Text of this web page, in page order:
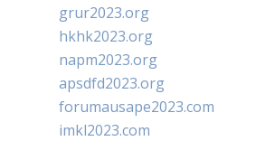
grur2023.org
hkhk2023.org
napm2023.org
apsdfd2023.org
forumausape2023.com
imkl2023.com